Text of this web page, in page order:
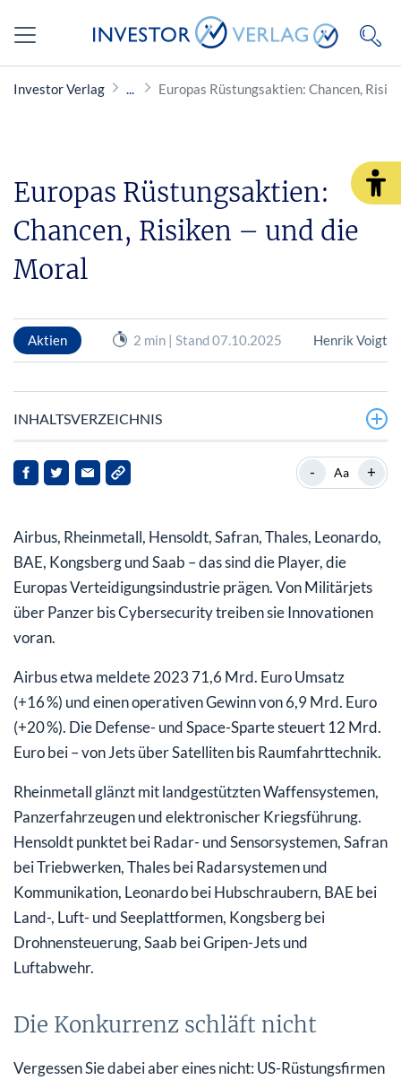
Investor Verlag Europas Rüstungsaktien: Chancen,
Europas Rüstungsaktien:
Chancen, Risiken – und die
Moral
Aktien 2 min | Stand 07.10.2025 Henrik Voigt
INHALTSVERZEICHNIS
Die Konkurrenz schläft nicht
Mein Fazit: Chancen mit Augenmaß
- Aa +
Airbus, Rheinmetall, Hensoldt, Safran, Thales, Leonardo,
BAE, Kongsberg und Saab – das sind die Player, die
Europas Verteidigungsindustrie prägen. Von Militärjets
über Panzer bis Cybersecurity treiben sie Innovationen
voran.
Airbus etwa meldete 2023 71,6 Mrd. Euro Umsatz
(+16 %) und einen operativen Gewinn von 6,9 Mrd. Euro
(+20 %). Die Defense- und Space-Sparte steuert 12 Mrd.
Euro bei – von Jets über Satelliten bis Raumfahrttechnik.
Rheinmetall glänzt mit landgestützten Waffensystemen,
Panzerfahrzeugen und elektronischer Kriegsführung.
Hensoldt punktet bei Radar- und Sensorsystemen, Safran
bei Triebwerken, Thales bei Radarsystemen und
Kommunikation, Leonardo bei Hubschraubern, BAE bei
Land-, Luft- und Seeplattformen, Kongsberg bei
Drohnensteuerung, Saab bei Gripen-Jets und
Luftabwehr.
Die Konkurrenz schläft nicht
Vergessen Sie dabei aber eines nicht: US-Rüstungsfirmen